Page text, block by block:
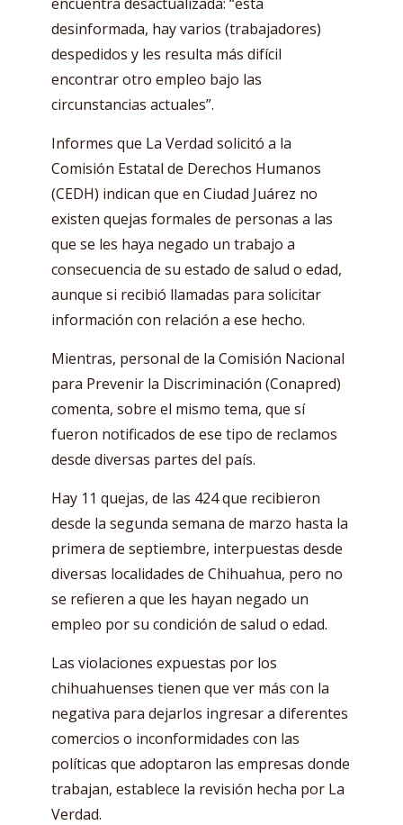
desinformada, hay varios (trabajadores)
despedidos y les resulta más difícil
encontrar otro empleo bajo las
circunstancias actuales”.
Informes que La Verdad solicitó a la
Comisión Estatal de Derechos Humanos
(CEDH) indican que en Ciudad Juárez no
existen quejas formales de personas a las
que se les haya negado un trabajo a
consecuencia de su estado de salud o edad,
aunque si recibió llamadas para solicitar
información con relación a ese hecho.
Mientras, personal de la Comisión Nacional
para Prevenir la Discriminación (Conapred)
comenta, sobre el mismo tema, que sí
fueron notificados de ese tipo de reclamos
desde diversas partes del país.
Hay 11 quejas, de las 424 que recibieron
desde la segunda semana de marzo hasta la
primera de septiembre, interpuestas desde
diversas localidades de Chihuahua, pero no
se refieren a que les hayan negado un
empleo por su condición de salud o edad.
Las violaciones expuestas por los
chihuahuenses tienen que ver más con la
negativa para dejarlos ingresar a diferentes
comercios o inconformidades con las
políticas que adoptaron las empresas donde
trabajan, establece la revisión hecha por La
Verdad.